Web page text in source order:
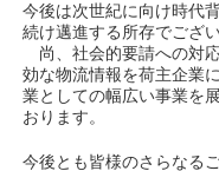
今後は次世紀に向け時代
続け邁進する所存でござい
尚、社会的要請への対
効な物流情報を荷主企業
業としての幅広い事業を
おります。
今後とも皆様のさらなる